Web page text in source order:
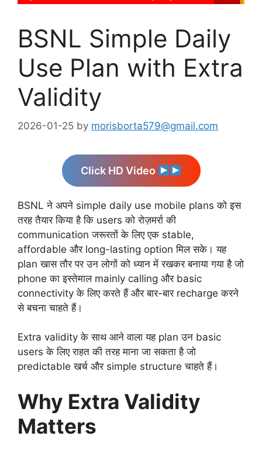
BSNL Simple Daily
Use Plan with Extra
Validity
2026-01-25 by morisborta579@gmail.com
Click HD Video
BSNL ने अपने simple daily use mobile plans को इस
तरह तैयार किया है कि users को रोज़मर्रा की
communication जरूरतों के लिए एक stable,
affordable और long-lasting option मिल सके। यह
plan खास तौर पर उन लोगों को ध्यान में रखकर बनाया गया है जो
phone का इस्तेमाल mainly calling और basic
connectivity के लिए करते हैं और बार-बार recharge करने
से बचना चाहते हैं।
Extra validity के साथ आने वाला यह plan उन basic
users के लिए राहत की तरह माना जा सकता है जो
predictable खर्च और simple structure चाहते हैं।
Why Extra Validity
Matters